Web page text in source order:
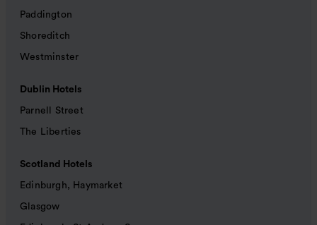
Paddington
Shoreditch
Westminster
Dublin Hotels
Parnell Street
The Liberties
Scotland Hotels
Edinburgh, Haymarket
Glasgow